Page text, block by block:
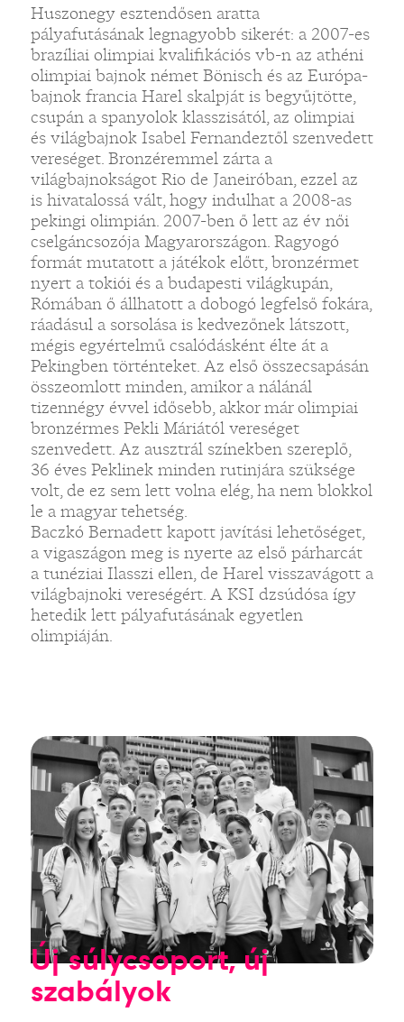
Huszonegy esztendősen aratta
pályafutásának legnagyobb sikerét: a 2007-es
brazíliai olimpiai kvalifikációs vb-n az athéni
olimpiai bajnok német Bönisch és az Európa-
bajnok francia Harel skalpját is begyűjtötte,
csupán a spanyolok klasszisától, az olimpiai
és világbajnok Isabel Fernandeztől szenvedett
vereséget. Bronzéremmel zárta a
világbajnokságot Rio de Janeiróban, ezzel az
is hivatalossá vált, hogy indulhat a 2008-as
pekingi olimpián. 2007-ben ő lett az év női
cselgáncsozója Magyarországon. Ragyogó
formát mutatott a játékok előtt, bronzérmet
nyert a tokiói és a budapesti világkupán,
Rómában ő állhatott a dobogó legfelső fokára,
ráadásul a sorsolása is kedvezőnek látszott,
mégis egyértelmű csalódásként élte át a
Pekingben történteket. Az első összecsapásán
összeomlott minden, amikor a nálánál
tizennégy évvel idősebb, akkor már olimpiai
bronzérmes Pekli Máriától vereséget
szenvedett. Az ausztrál színekben szereplő,
36 éves Peklinek minden rutinjára szüksége
volt, de ez sem lett volna elég, ha nem blokkol
le a magyar tehetség.
Baczkó Bernadett kapott javítási lehetőséget,
a vigaszágon meg is nyerte az első párharcát
a tunéziai Ilasszi ellen, de Harel visszavágott a
világbajnoki vereségért. A KSI dzsúdósa így
hetedik lett pályafutásának egyetlen
olimpiáján.
Új súlycsoport, új
szabályok